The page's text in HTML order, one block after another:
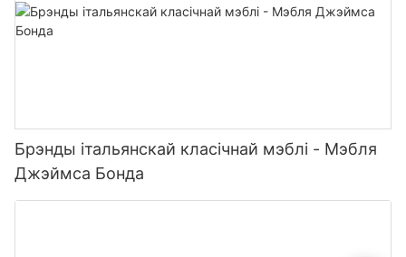
Брэнды італьянскай класічнай мэблі - Мэбля
Джэймса Бонда